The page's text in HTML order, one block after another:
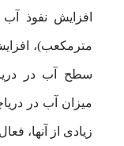
مترمکعب)،
سطح آب در
میزان آب در
زیادی از آنها،